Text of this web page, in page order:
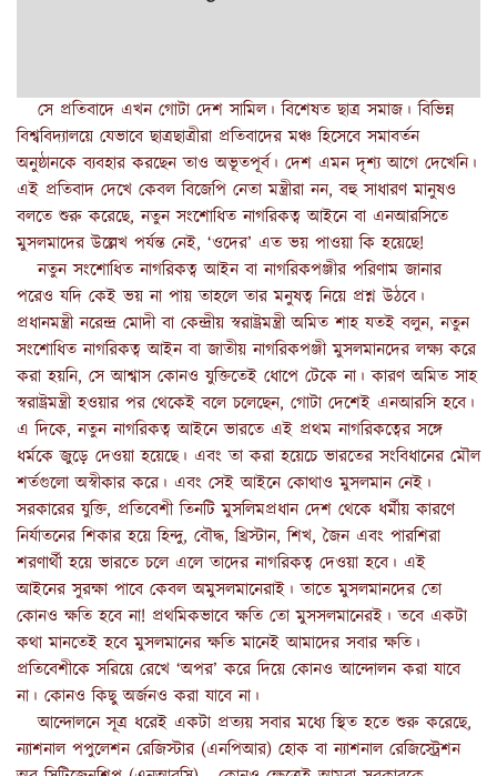
সে প্রতিবাদে এখন গোটা দেশ সামিল। বিশেষত ছাত্র সমাজ। বিভিন্ন
বিশ্ববিদ্যালয়ে যেভাবে ছাত্রছাত্রীরা প্রতিবাদের মঞ্চ হিসেবে সমাবর্তন
অনুষ্ঠানকে ব্যবহার করছেন তাও অভূতপূর্ব। দেশ এমন দৃশ্য আগে দেখেনি।
এই প্রতিবাদ দেখে কেবল বিজেপি নেতা মন্ত্রীরা নন, বহু সাধারণ মানুষও
বলতে শুরু করেছে, নতুন সংশোধিত নাগরিকত্ব আইনে বা এনআরসিতে
মুসলমাদের উল্লেখ পর্যন্ত নেই, ‘ওদের’ এত ভয় পাওয়া কি হয়েছে!
নতুন সংশোধিত নাগরিকত্ব আইন বা নাগরিকপঞ্জীর পরিণাম জানার
পরেও যদি কেই ভয় না পায় তাহলে তার মনুষত্ব নিয়ে প্রশ্ন উঠবে।
প্রধানমন্ত্রী নরেন্দ্র মোদী বা কেন্দ্রীয় স্বরাষ্ট্রমন্ত্রী অমিত শাহ যতই বলুন, নতুন
সংশোধিত নাগরিকত্ব আইন বা জাতীয় নাগরিকপঞ্জী মুসলমানদের লক্ষ্য করে
করা হয়নি, সে আশ্বাস কোনও যুক্তিতেই ধোপে টেকে না। কারণ অমিত সাহ
স্বরাষ্ট্রমন্ত্রী হওয়ার পর থেকেই বলে চলেছেন, গোটা দেশেই এনআরসি হবে।
এ দিকে, নতুন নাগরিকত্ব আইনে ভারতে এই প্রথম নাগরিকত্বের সঙ্গে
ধর্মকে জুড়ে দেওয়া হয়েছে। এবং তা করা হয়েচে ভারতের সংবিধানের মৌল
শর্তগুলো অস্বীকার করে। এবং সেই আইনে কোথাও মুসলমান নেই।
সরকারের যুক্তি, প্রতিবেশী তিনটি মুসলিমপ্রধান দেশ থেকে ধর্মীয় কারণে
নির্যাতনের শিকার হয়ে হিন্দু, বৌদ্ধ, খ্রিস্টান, শিখ, জৈন এবং পারশিরা
শরণার্থী হয়ে ভারতে চলে এলে তাদের নাগরিকত্ব দেওয়া হবে। এই
আইনের সুরক্ষা পাবে কেবল অমুসলমানেরাই। তাতে মুসলমানদের তো
কোনও ক্ষতি হবে না! প্রথমিকভাবে ক্ষতি তো মুসসলমানেরই। তবে একটা
কথা মানতেই হবে মুসলমানের ক্ষতি মানেই আমাদের সবার ক্ষতি।
প্রতিবেশীকে সরিয়ে রেখে ‘অপর’ করে দিয়ে কোনও আন্দোলন করা যাবে
না। কোনও কিছু অর্জনও করা যাবে না।
আন্দোলনে সূত্র ধরেই একটা প্রত্যয় সবার মধ্যে স্থিত হতে শুরু করেছে,
ন্যাশনাল পপুলেশন রেজিস্টার (এনপিআর) হোক বা ন্যাশনাল রেজিস্ট্রেশন